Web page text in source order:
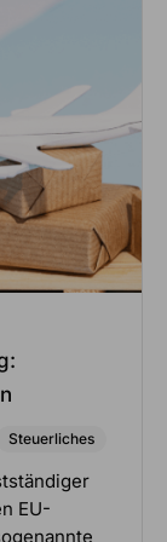
Steuerliches
EU-